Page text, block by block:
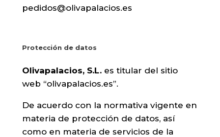
pedidos@olivapalacios.es
Protección de datos
Olivapalacios, S.L.es titular del sitio
web “olivapalacios.es”.
De acuerdo con la normativa vigente en
materia de protección de datos, así
como en materia de servicios de la